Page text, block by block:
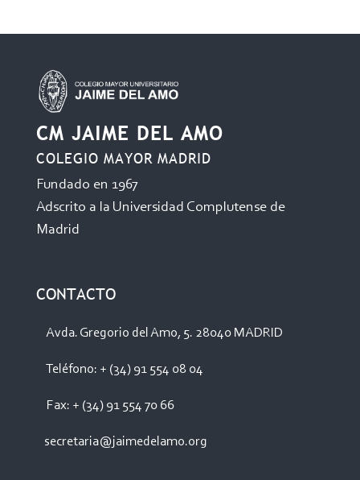
CM JAIME DEL AMO
COLEGIO MAYOR MADRID
Fundado en 1967
Adscrito a la Universidad Complutense de
Madrid
CONTACTO
Avda. Gregorio del Amo, 5. 28040 MADRID
Teléfono: + (34) 91 554 08 04
Fax: + (34) 91 554 70 66
secretaria@jaimedelamo.org